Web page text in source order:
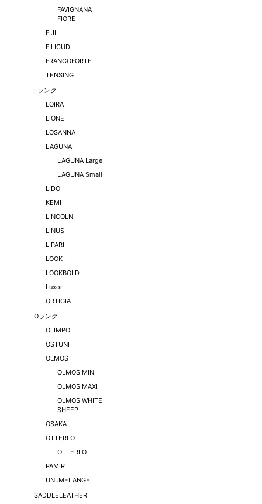
FAVIGNANA
FIORE
FIJI
FILICUDI
FRANCOFORTE
TENSING
Lランク
LOIRA
LIONE
LOSANNA
LAGUNA
LAGUNA Large
LAGUNA Small
LIDO
KEMI
LINCOLN
LINUS
LIPARI
LOOK
LOOKBOLD
Luxor
ORTIGIA
Oランク
OLIMPO
OSTUNI
OLMOS
OLMOS MINI
OLMOS MAXI
OLMOS WHITE
SHEEP
OSAKA
OTTERLO
OTTERLO
PAMIR
UNI.MELANGE
SADDLELEATHER